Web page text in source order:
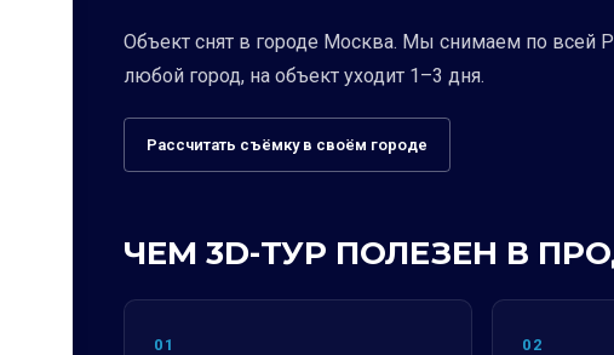
Объект снят в городе Москва. Мы снимаем по всей
любой город, на объект уходит 1–3 дня.
Рассчитать съёмку в своём городе
ЧЕМ 3D-ТУР ПОЛЕЗЕН В
01 02